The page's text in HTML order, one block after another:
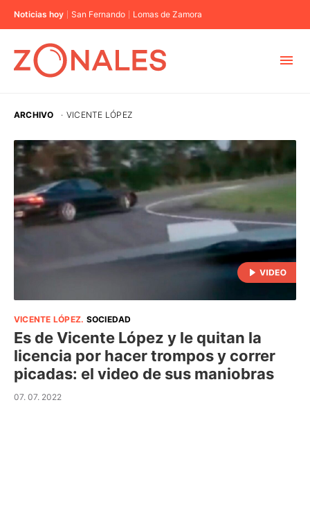
Noticias hoy San Fernando Lomas de Zamora
CABA
BUENOS AIRES
PROVINCIAS
ARCHIVO · VICENTE LÓPEZ
VICENTE LÓPEZ. SOCIEDAD
Es de Vicente López y le quitan la
licencia por hacer trompos y correr
picadas: el video de sus maniobras
07. 07. 2022